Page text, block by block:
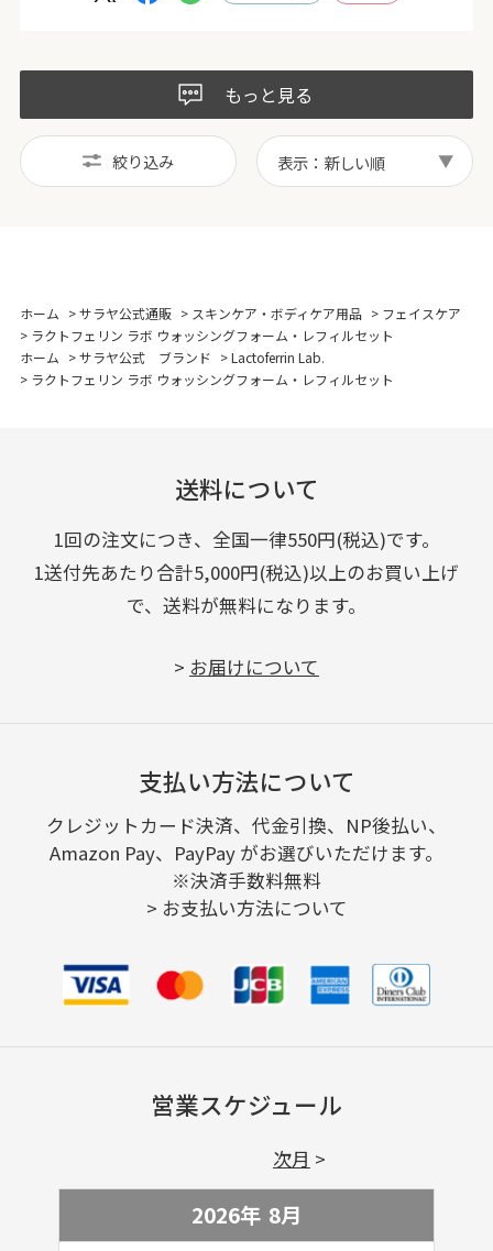
もっと見る
絞り込み 表示：新しい順
ホーム >サラヤ公式通販 > スキンケア・ボディケア用品 > フェイスケア
> ラクトフェリン ラボ ウォッシングフォーム・レフィルセット
ホーム >サラヤ公式 ブランド >Lactoferrin Lab.
> ラクトフェリン ラボ ウォッシングフォーム・レフィルセット
送料について
1回の注文につき、全国一律550円(税込)です。
1送付先あたり合計5,000円(税込)以上のお買い上げ
で、送料が無料になります。
> お届けについて
支払い方法について
クレジットカード決済、代金引換、NP後払い、
Amazon Pay、PayPay がお選びいただけます。
※決済手数料無料
> お支払い方法について
営業スケジュール
2026年 8月
次月